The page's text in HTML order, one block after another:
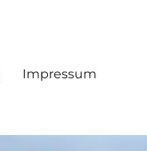
Impressum